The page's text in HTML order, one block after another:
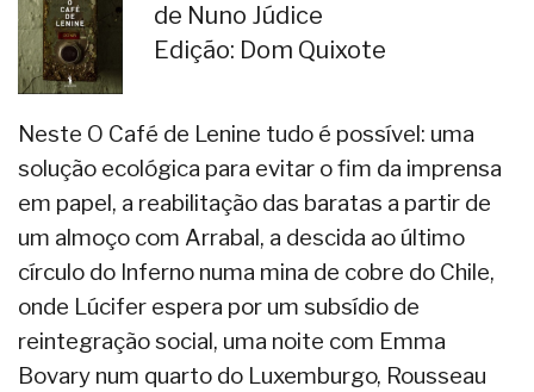
de Nuno Júdice
Edição: Dom Quixote
Neste O Café de Lenine tudo é possível: uma
solução ecológica para evitar o fim da imprensa
em papel, a reabilitação das baratas a partir de
um almoço com Arrabal, a descida ao último
círculo do Inferno numa mina de cobre do Chile,
onde Lúcifer espera por um subsídio de
reintegração social, uma noite com Emma
Bovary num quarto do Luxemburgo, Rousseau